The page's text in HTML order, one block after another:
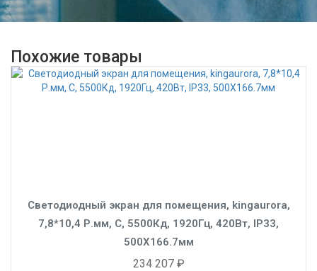
Похожие товары
Светодиодный экран для помещения, kingaurora,
7,8*10,4 Р.мм, C, 5500Кд, 1920Гц, 420Вт, IP33,
500X166.7мм
234 207 ₽